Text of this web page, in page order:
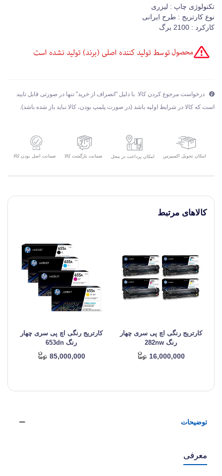
تکنولوژی چاپ : لیزری
نوع کارتریج : طرح ایرانی
کارکرد : 2100 برگ
درخواست مرجوع کردن کالا با دلیل "انصراف از خرید" تنها در صورتی قابل تایید
است که کالا در شرایط اولیه باشد (در صورت پلمپ بودن، کالا نباید باز شده باشد).
امکان تحویل اکسپرس امکان پرداخت در محل ضمانت بازگشت کالا ضمانت اصل بودن کالا
کالاهای مرتبط
کارتریج رنگی اچ پی سری چهار
رنگ 282nw
16,000,000
کارتریج رنگی اچ پی سری چهار
رنگ 653dn
85,000,000
توضیحات
معرفی